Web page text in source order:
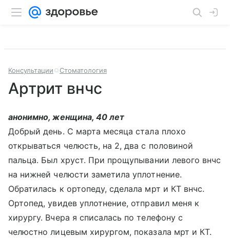
Консультации Стоматология
Артрит внчс
анонимно, женщина, 40 лет
Добрый день. С марта месяца стала плохо
открываться челюсть, на 2, два с половиной
пальца. Был хруст. При прощупывании левого внчс
на нижней челюсти заметила уплотнение.
Обратилась к ортопеду, сделала мрт и КТ внчс.
Ортопед, увидев уплотнение, отправил меня к
хирургу. Вчера я списалась по телефону с
челюстно лицевым хирургом, показала мрт и КТ.